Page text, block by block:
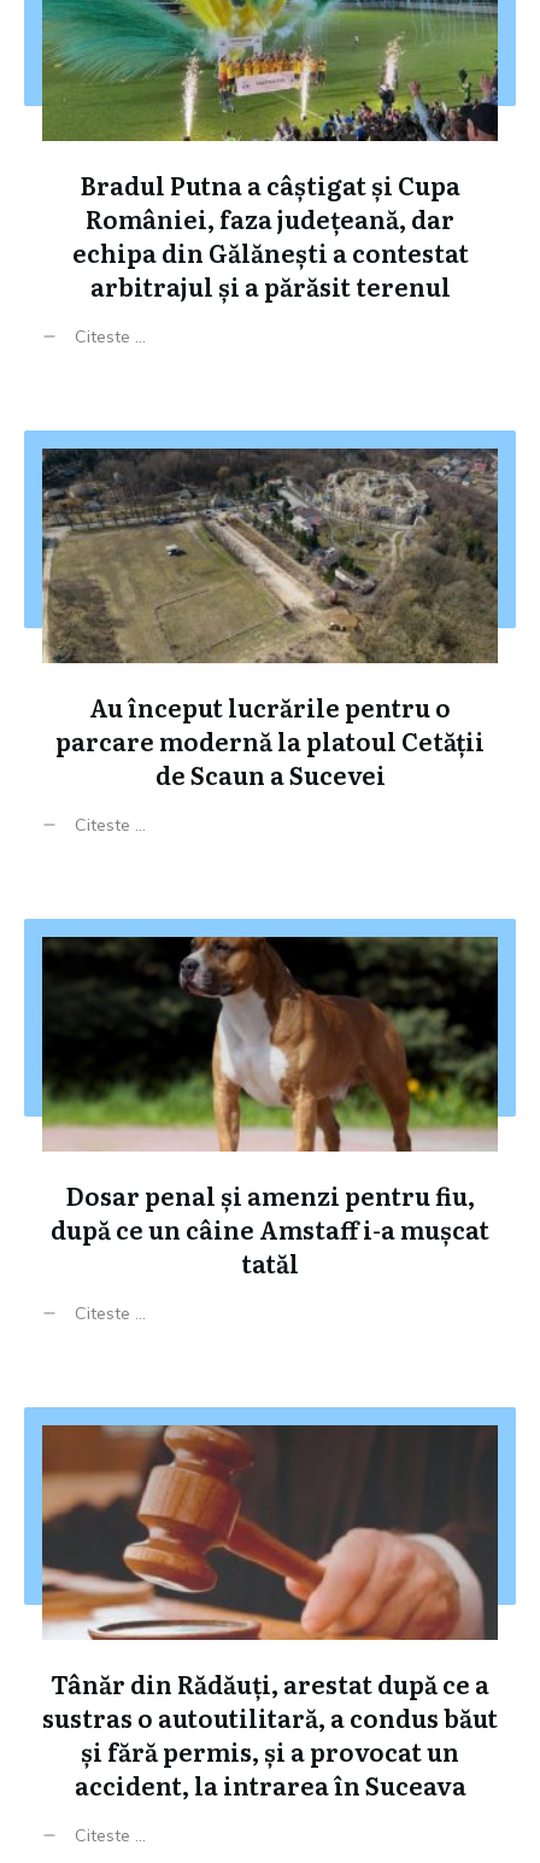
Bradul Putna a câștigat și Cupa
României, faza județeană, dar
echipa din Gălănești a contestat
arbitrajul și a părăsit terenul
Citeste ...
Au început lucrările pentru o
parcare modernă la platoul Cetății
de Scaun a Sucevei
Citeste ...
Dosar penal și amenzi pentru fiu,
după ce un câine Amstaff i-a mușcat
tatăl
Citeste ...
Tânăr din Rădăuți, arestat după ce a
sustras o autoutilitară, a condus băut
și fără permis, și a provocat un
accident, la intrarea în Suceava
Citeste ...